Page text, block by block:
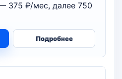
375 ₽/мес, далее 750
Подробнее